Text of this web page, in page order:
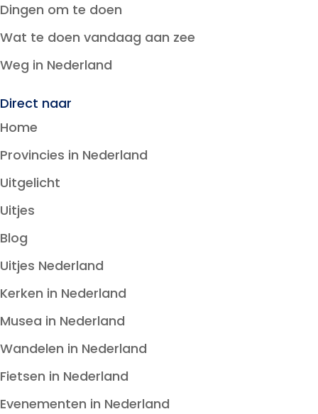
Dingen om te doen
Wat te doen vandaag aan zee
Weg in Nederland
Direct naar
Home
Provincies in Nederland
Uitgelicht
Uitjes
Blog
Uitjes Nederland
Kerken in Nederland
Musea in Nederland
Wandelen in Nederland
Fietsen in Nederland
Evenementen in Nederland